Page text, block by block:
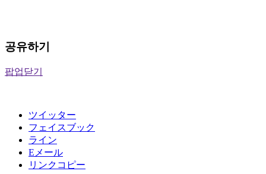
공유하기
팝업닫기
ツイッター
フェイスブック
ライン
Eメール
リンクコピー